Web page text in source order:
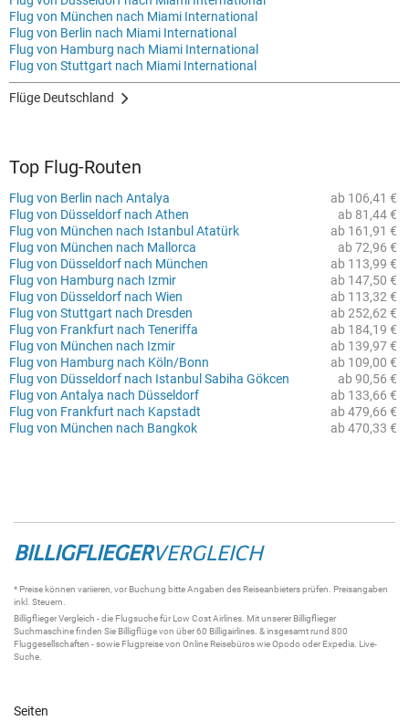
Flug von München nach Miami International
Flug von Berlin nach Miami International
Flug von Hamburg nach Miami International
Flug von Stuttgart nach Miami International
Flüge Deutschland
Top Flug-Routen
ab 106,41 €
Flug von Berlin nach Antalya
ab 81,44 €
Flug von Düsseldorf nach Athen
ab 161,91 €
Flug von München nach Istanbul Atatürk
ab 72,96 €
Flug von München nach Mallorca
ab 113,99 €
Flug von Düsseldorf nach München
ab 147,50 €
Flug von Hamburg nach Izmir
ab 113,32 €
Flug von Düsseldorf nach Wien
ab 252,62 €
Flug von Stuttgart nach Dresden
ab 184,19 €
Flug von Frankfurt nach Teneriffa
ab 139,97 €
Flug von München nach Izmir
ab 109,00 €
Flug von Hamburg nach Köln/Bonn
ab 90,56 €
Flug von Düsseldorf nach Istanbul Sabiha Gökcen
ab 133,66 €
Flug von Antalya nach Düsseldorf
ab 479,66 €
Flug von Frankfurt nach Kapstadt
ab 470,33 €
Flug von München nach Bangkok
BILLIGFLIEGERVERGLEICH
* Preise können variieren, vor Buchung bitte Angaben des Reiseanbieters prüfen. Preisangaben
inkl. Steuern.
BilligfliegerVergleich - die Flugsuchefür Low Cost Airlines. Mit unsererBilligflieger
Suchmaschinefinden Sie Billigflügevon über 60 Billigairlines . & insgesamt rund 800
Fluggesellschaften - sowie Flugpreise von Online Reisebüros wie Opodo oder Expedia. Live-
Suche
Seiten